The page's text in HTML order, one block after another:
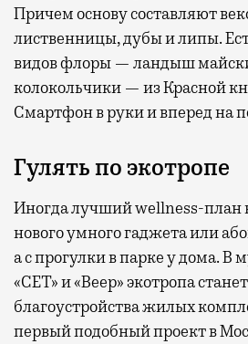
Причем основу составляют
лиственницы, дубы и липы.
видов флоры — ландыш
колокольчики — из Красной
Смартфон в руки и вперед на
Гулять по экотропе
Иногда лучший wellness-план
нового умного гаджета или
а с прогулки в парке у дома. В
«СЕТ» и «Веер» экотропа
благоустройства жилых
первый подобный проект в